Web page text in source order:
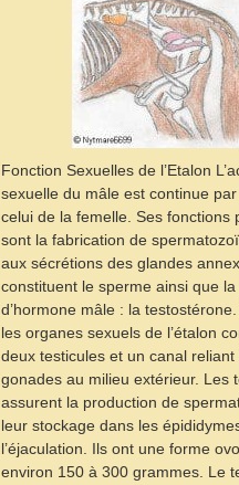
Fonction Sexuelles de l’Etalon
sexuelle du mâle est continue
celui de la femelle. Ses fonctions
sont la fabrication de
aux sécrétions des glandes
constituent le sperme ainsi que
d’hormone mâle : la
les organes sexuels de l’étalon
deux testicules et un canal reliant
gonades au milieu extérieur. Les
assurent la production de
leur stockage dans les
l’éjaculation. Ils ont une forme
environ 150 à 300 grammes. Le